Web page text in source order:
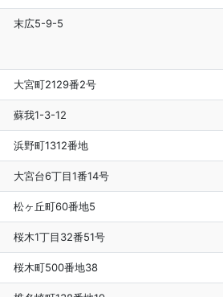
末広5-9-5
大宮町2129番2号
蘇我1-3-12
浜野町1312番地
大宮台6丁目1番14号
松ヶ丘町60番地5
桜木1丁目32番51号
桜木町500番地38